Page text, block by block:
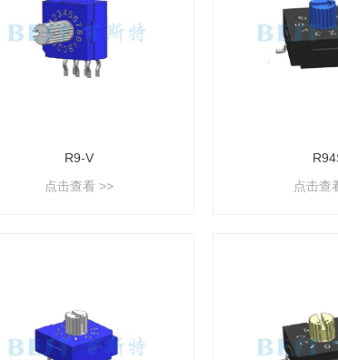
R9-V
点击查看 >>
点击查